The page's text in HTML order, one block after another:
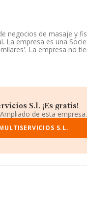
negocios de masaje y
La empresa es una
La empresa no
tiene domicilio
25.455 compañías, la
y la media de
euros. Teniendo en
constan 3398
de las empresas es de
S.l. ¡Es gratis!
de esta empresa.
S.L.